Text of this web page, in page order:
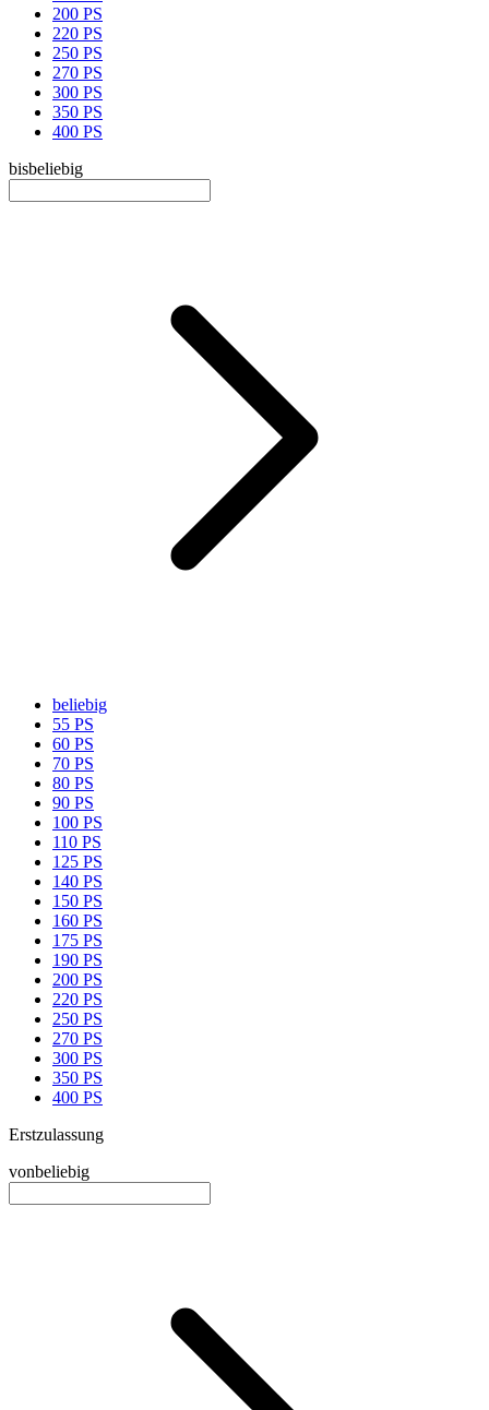
200 PS
220 PS
250 PS
270 PS
300 PS
350 PS
400 PS
bisbeliebig
beliebig
55 PS
60 PS
70 PS
80 PS
90 PS
100 PS
110 PS
125 PS
140 PS
150 PS
160 PS
175 PS
190 PS
200 PS
220 PS
250 PS
270 PS
300 PS
350 PS
400 PS
Erstzulassung
vonbeliebig